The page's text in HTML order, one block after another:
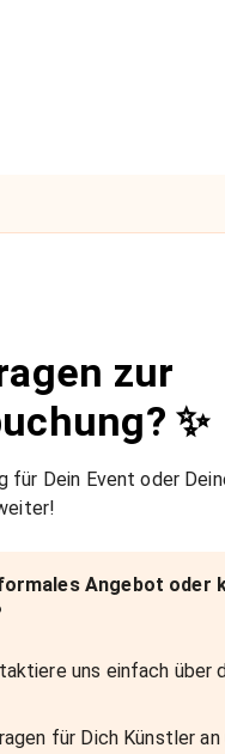
zur
✨
für Dein Event oder
Angebot oder
uns einfach über
für Dich Künstler